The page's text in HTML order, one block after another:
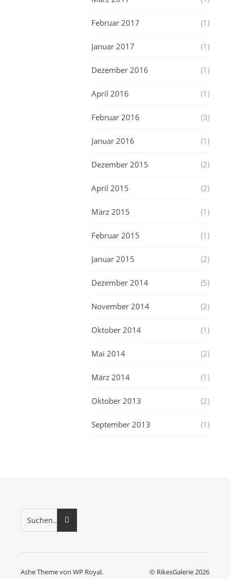
Februar 2017 (1)
Januar 2017 (1)
Dezember 2016 (1)
April 2016 (1)
Februar 2016 (3)
Januar 2016 (1)
Dezember 2015 (2)
April 2015 (2)
März 2015 (1)
Februar 2015 (1)
Januar 2015 (2)
Dezember 2014 (5)
November 2014 (2)
Oktober 2014 (1)
Mai 2014 (2)
März 2014 (1)
Oktober 2013 (2)
September 2013 (1)
© RikesGalerie 2026
Ashe Theme von WP Royal.